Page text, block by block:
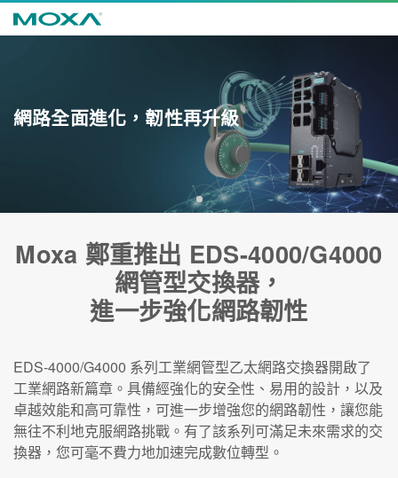
網路全面進化，韌性再升級
Moxa 鄭重推出 EDS-4000/G4000
網管型交換器，
進一步強化網路韌性
EDS-4000/G4000 系列工業網管型乙太網路交換器開啟了
工業網路新篇章。具備經強化的安全性、易用的設計，以及
卓越效能和高可靠性，可進一步增強您的網路韌性，讓您能
無往不利地克服網路挑戰。有了該系列可滿足未來需求的交
換器，您可毫不費力地加速完成數位轉型。